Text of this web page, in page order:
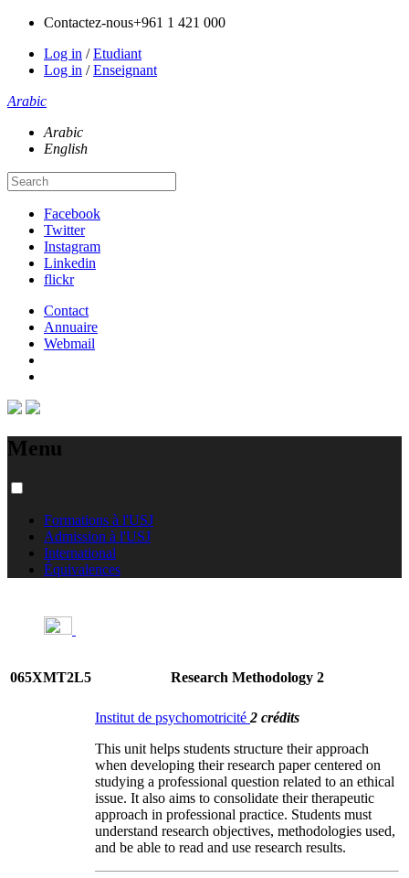
Contactez-nous+961 1 421 000
Log in /Etudiant
Log in /Enseignant
Arabic
Arabic
English
Facebook
Twitter
Instagram
Linkedin
flickr
Contact
Annuaire
Webmail
Menu
Formations à l'USJ
Admission à l'USJ
International
Équivalences
065XMT2L5 Research Methodology 2
Institut de psychomotricité 2 crédits
This unit helps students structure their approach
when developing their research paper centered on
studying a professional question related to an ethical
issue. It also aims to consolidate their therapeutic
approach in professional practice. Students must
understand research objectives, methodologies used,
and be able to read and use research results.